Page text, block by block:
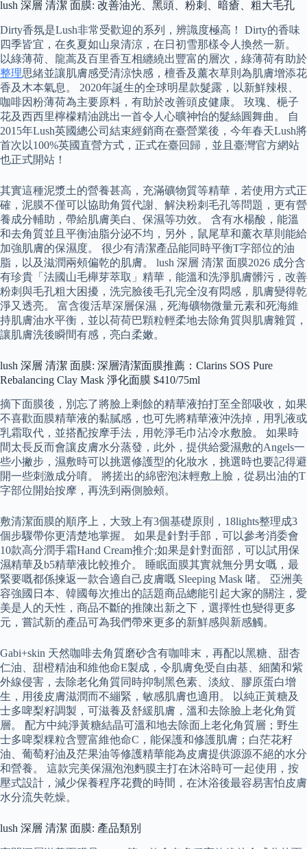
lush 深層 清潔 面膜: 改善油光、黑頭、粉刺、暗瘡、粗大毛孔
Dirty香氛是Lush非常受歡迎的系列，辨識度極高！ Dirty的香味
四季皆宜，在炙夏如山泉清涼，在日初雪那樣令人換然一新。
以綠薄荷、龍蒿及百里香互相纏繞出豐富的層次，綠薄荷有助於
整理思緒並讓肌膚感受清涼快感，檀香及薰衣草則為肌膚增添花
香及木本氣息。 2020年誕生的全球明星款髮露，以新鮮辣根、
咖啡因粉薄荷為主要原料，有助於改善頭皮健康。 玫瑰、梔子
花及西西里檸檬精油跳出一首令人心曠神怡的髮絲圓舞曲。 自
2015年Lush英國總公司結束經銷商在臺營業後，今年春天Lush將
首次以100%英國直營方式，正式在臺回歸，並且臺灣官方網站
也正式開站！
其實這種泥漿土的營養甚高，充滿礦物質等精華，若使用方式正
確，泥膜不僅可以協助角質代謝、解決粉刺毛孔等問題，更有營
養成分輔助，帶給肌膚美白、保濕等功效。 含有水楊酸，能溫
和去角質並且平衡油脂分泌不均，另外，鼠尾草和薰衣草則能給
加強肌膚的保濕度。 很少有清潔產品能同時平衡T字部位的油
脂，以及滋潤兩頰偏乾的肌膚。 lush 深層 清潔 面膜2026 成分含
有珍貴「法國山毛櫸芽萃取」精華，能溫和洗淨肌膚髒污，改善
粉刺與毛孔粗大困擾，洗完臉後毛孔完全沒有悶感，肌膚變得乾
淨又透亮。 富含復活草深層保濕，死海礦物微量元素和死海維
持肌膚油水平衡，並以荷荷巴顆粒輕柔地去除角質與肌膚雜質，
讓肌膚洗後瞬間有感，亮白柔嫩。
lush 深層 清潔 面膜: 深層清潔面膜推薦：Clarins SOS Pure
Rebalancing Clay Mask 淨化面膜 $410/75ml
摘下面膜後，別忘了將臉上剩餘的精華液拍打至全部吸收，如果
不喜歡面膜精華液的黏膩感，也可先將精華液沖洗掉，用乳液或
乳霜取代，並搭配按摩手法，用乾淨毛巾沾冷水敷臉。 如果時
間太長反而會讓皮膚水分蒸發，此外，提供給愛濕敷的Angels一
些小撇步，濕敷時可以挑選修護型的化妝水，挑選時也要記得避
開一些刺激成分唷。 將搓出的綿密泡沫輕敷上臉，從易出油的T
字部位開始按摩，再洗到兩側臉頰。
敷清潔面膜的順序上，大致上有3個基礎原則，18lights整理成3
個步驟帶你更清楚地掌握。 如果是針對手部，可以參考消委會
10款高分潤手霜Hand Cream推介;如果是針對面部，可以試用保
濕精華及b5精華液比較推介。 睡眠面膜其實就無分男女嘅，最
緊要嘅都係揀返一款合適自己皮膚嘅 Sleeping Mask 啫。 亞洲美
容強國日本、韓國每次推出的話題商品總能引起大家的關注，愛
美是人的天性，商品不斷的推陳出新之下，選擇性也變得更多
元，嘗試新的產品可為我們帶來更多的新鮮感與新感觸。
Gabi+skin 天然咖啡去角質磨砂含有咖啡末，再配以黑糖、甜杏
仁油、甜橙精油和維他命E製成，令肌膚免受自由基、細菌和紫
外線侵害，去除老化角質同時抑制黑色素、淡紋、膠原蛋白增
生，用後皮膚滋潤而不繃緊，敏感肌膚也適用。 以純正黃糖及
士多啤梨籽調製，可滋養及舒緩肌膚，溫和去除臉上老化角質
層。 配方中純淨黃糖結晶可溫和地去除面上老化角質層；野生
士多啤梨粿粒含豐富維他命C，能保護和修護肌膚；白茫花籽
油、葡萄籽油及茫果油等修護精華能為皮膚提供源源不絕的水分
和營養。 這款完美保濕泡泡麪膜主打在沐浴時可一起使用，按
壓式設計，減少保養程序花費的時間，在沐浴後最容易害怕皮膚
水分流失乾燥。
lush 深層 清潔 面膜: 產品類別